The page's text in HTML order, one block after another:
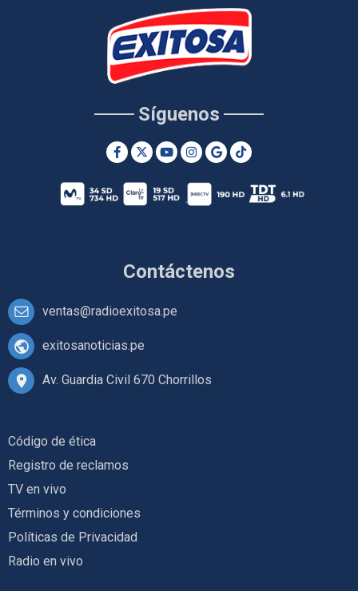
Contáctenos
ventas@radioexitosa.pe
exitosanoticias.pe
Av. Guardia Civil 670 Chorrillos
Síguenos
Código de ética
Registro de reclamos
TV en vivo
Términos y condiciones
Políticas de Privacidad
Radio en vivo